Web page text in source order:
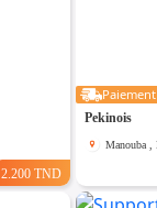
2.200 TND
Pekinois
Manouba ,